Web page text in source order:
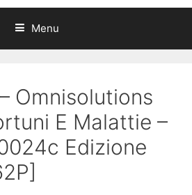
Menu
Omnisolutions
E Malattie –
Edizione